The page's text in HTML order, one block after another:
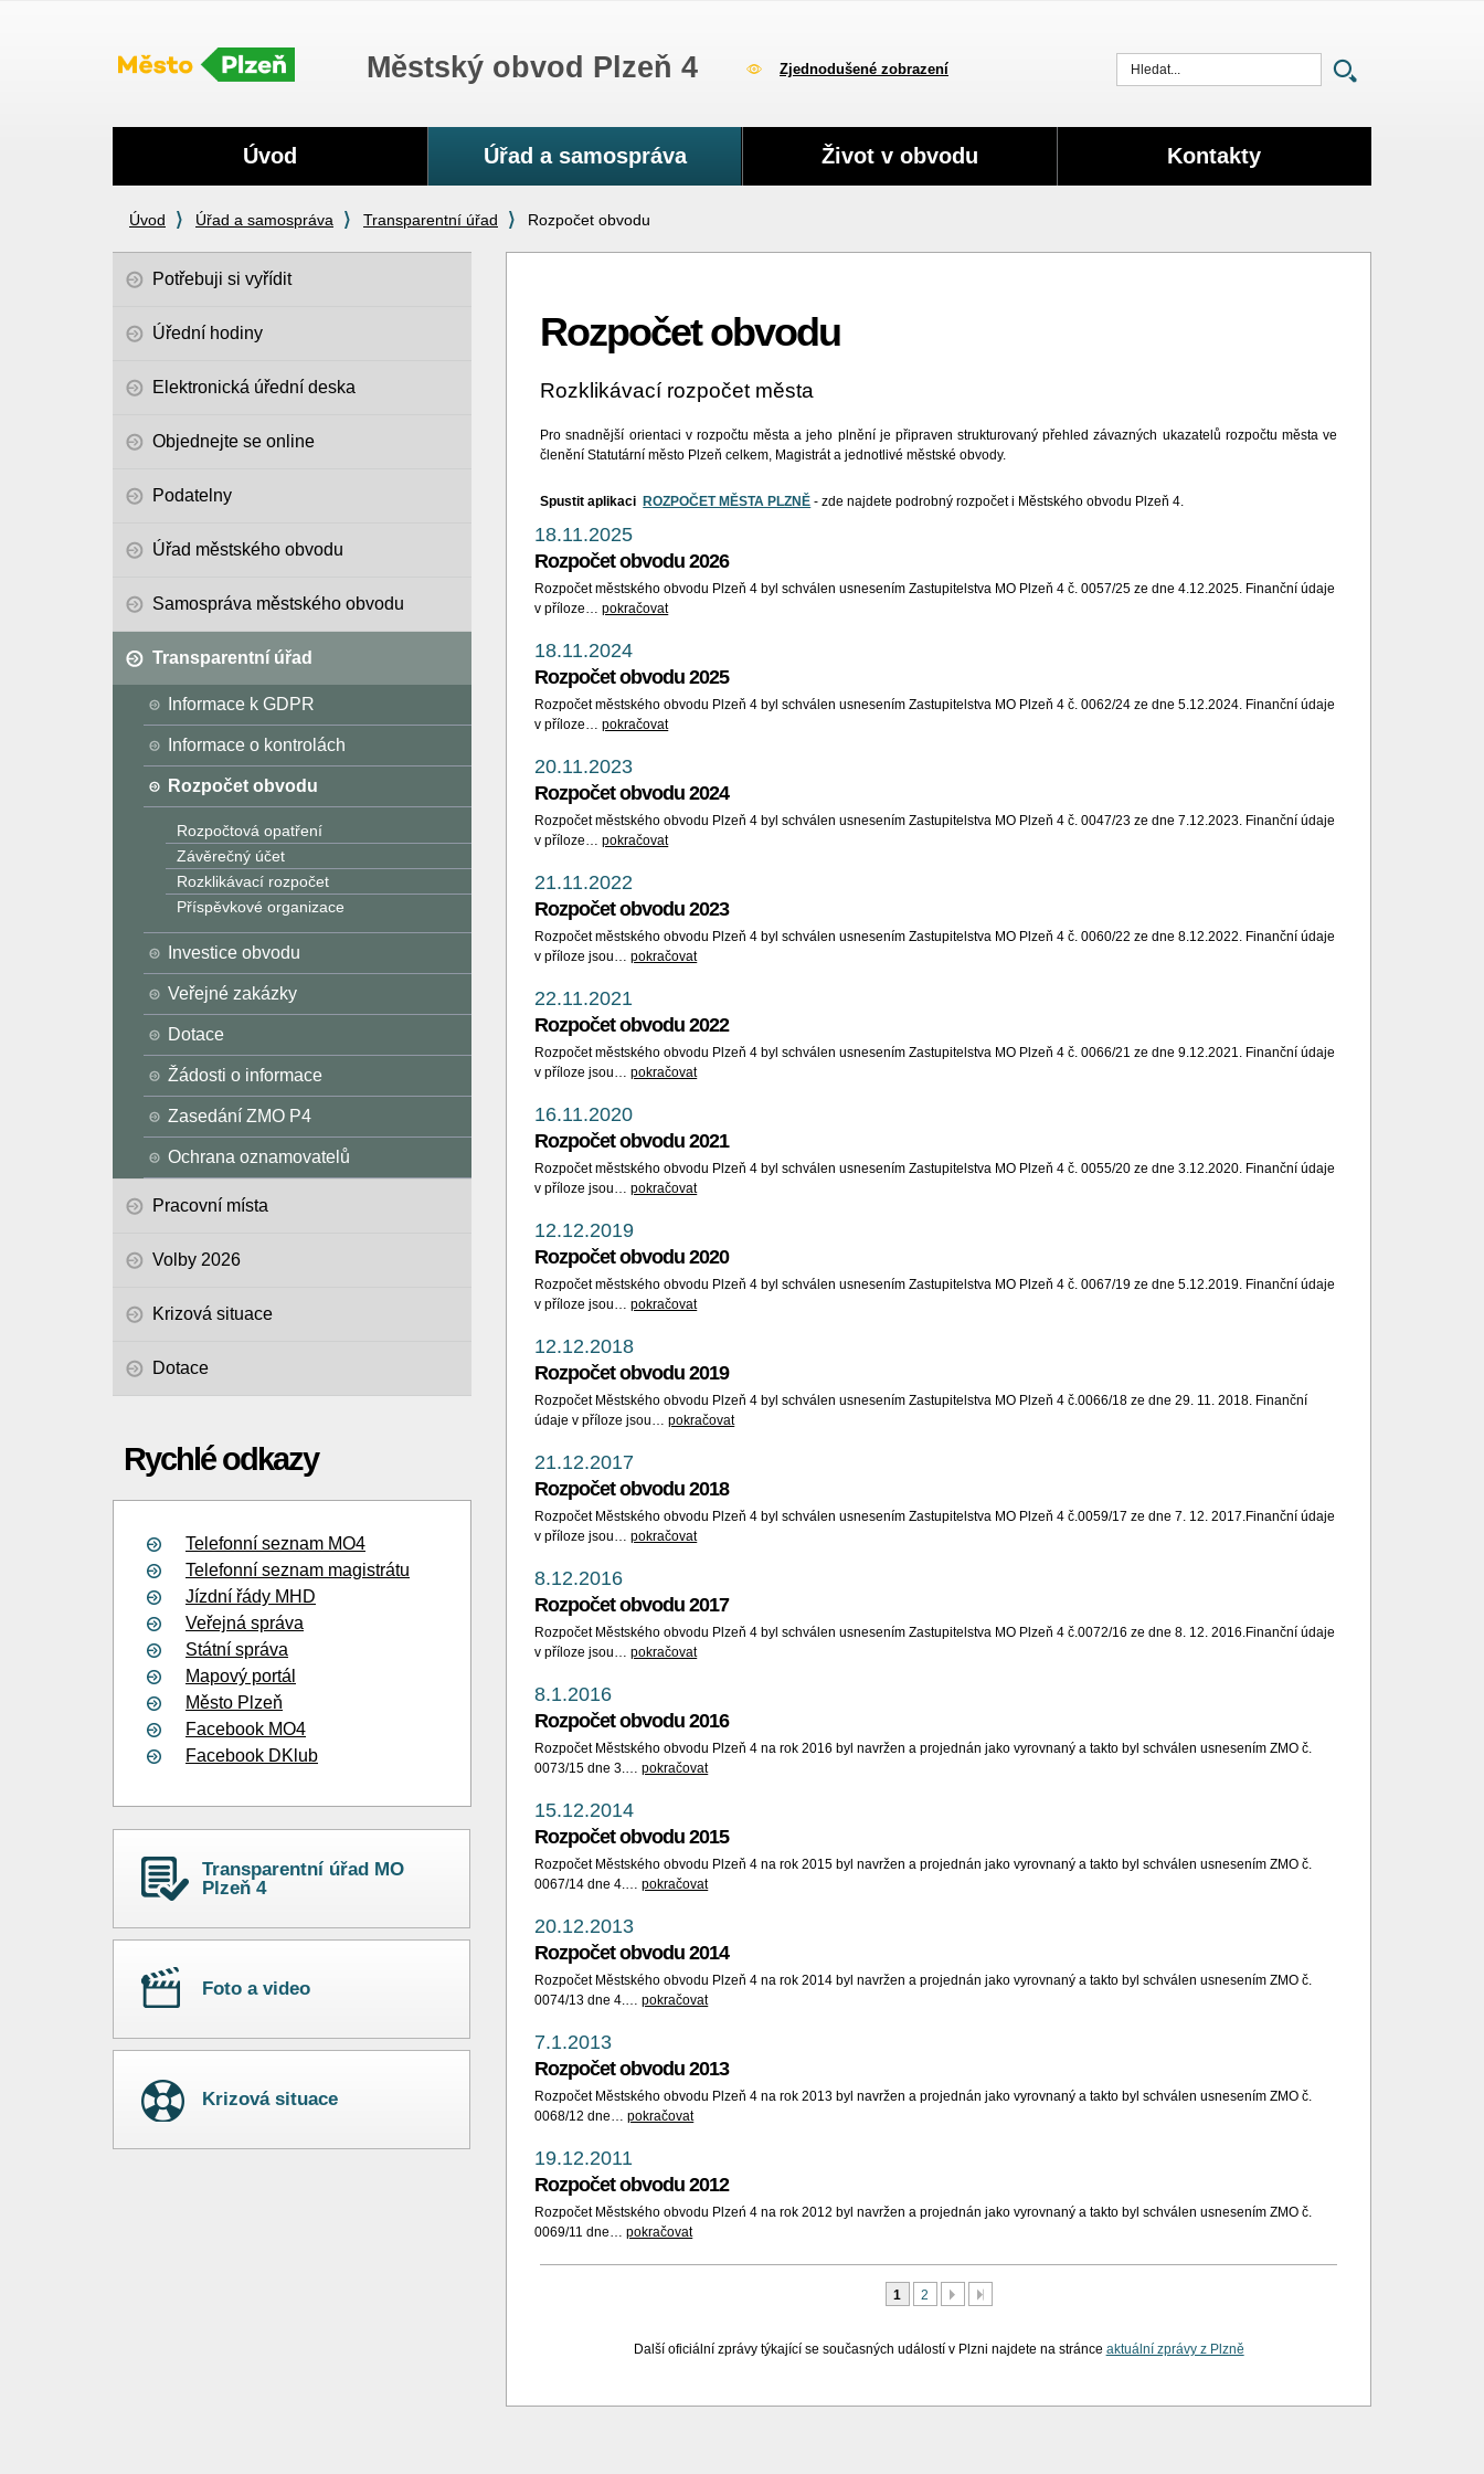
Městský obvod Plzeň 4 Zjednodušené zobrazení
Úvod Úřad a samospráva Transparentní úřad Rozpočet obvodu
Rozpočet obvodu
Rozklikávací rozpočet města
Pro snadnější orientaci v rozpočtu města a jeho plnění je připraven strukturovaný přehled závazných ukazatelů rozpočtu města ve
členění Statutární město Plzeň celkem, Magistrát a jednotlivé městské obvody.
Spustit aplikaci ROZPOČET MĚSTA PLZNĚ - zde najdete podrobný rozpočet i Městského obvodu Plzeň 4.
18.11.2025
Rozpočet obvodu 2026
Rozpočet městského obvodu Plzeň 4 byl schválen usnesením Zastupitelstva MO Plzeň 4 č. 0057/25 ze dne 4.12.2025. Finanční údaje
v příloze…pokračovat
18.11.2024
Rozpočet obvodu 2025
Rozpočet městského obvodu Plzeň 4 byl schválen usnesením Zastupitelstva MO Plzeň 4 č. 0062/24 ze dne 5.12.2024. Finanční údaje
v příloze…pokračovat
20.11.2023
Rozpočet obvodu 2024
Rozpočet městského obvodu Plzeň 4 byl schválen usnesením Zastupitelstva MO Plzeň 4 č. 0047/23 ze dne 7.12.2023. Finanční údaje
v příloze…pokračovat
21.11.2022
Rozpočet obvodu 2023
Rozpočet městského obvodu Plzeň 4 byl schválen usnesením Zastupitelstva MO Plzeň 4 č. 0060/22 ze dne 8.12.2022. Finanční údaje
v příloze jsou…pokračovat
22.11.2021
Rozpočet obvodu 2022
Rozpočet městského obvodu Plzeň 4 byl schválen usnesením Zastupitelstva MO Plzeň 4 č. 0066/21 ze dne 9.12.2021. Finanční údaje
v příloze jsou…pokračovat
16.11.2020
Rozpočet obvodu 2021
Rozpočet městského obvodu Plzeň 4 byl schválen usnesením Zastupitelstva MO Plzeň 4 č. 0055/20 ze dne 3.12.2020. Finanční údaje
v příloze jsou…pokračovat
12.12.2019
Rozpočet obvodu 2020
Rozpočet městského obvodu Plzeň 4 byl schválen usnesením Zastupitelstva MO Plzeň 4 č. 0067/19 ze dne 5.12.2019. Finanční údaje
v příloze jsou…pokračovat
12.12.2018
Rozpočet obvodu 2019
Rozpočet Městského obvodu Plzeň 4 byl schválen usnesením Zastupitelstva MO Plzeň 4 č.0066/18 ze dne 29. 11. 2018. Finanční
údaje v příloze jsou…pokračovat
21.12.2017
Rozpočet obvodu 2018
Rozpočet Městského obvodu Plzeň 4 byl schválen usnesením Zastupitelstva MO Plzeň 4 č.0059/17 ze dne 7. 12. 2017.Finanční údaje
v příloze jsou…pokračovat
8.12.2016
Rozpočet obvodu 2017
Rozpočet Městského obvodu Plzeň 4 byl schválen usnesením Zastupitelstva MO Plzeň 4 č.0072/16 ze dne 8. 12. 2016.Finanční údaje
v příloze jsou…pokračovat
8.1.2016
Rozpočet obvodu 2016
Rozpočet Městského obvodu Plzeň 4 na rok 2016 byl navržen a projednán jako vyrovnaný a takto byl schválen usnesením ZMO č.
0073/15 dne 3.…pokračovat
15.12.2014
Rozpočet obvodu 2015
Rozpočet Městského obvodu Plzeň 4 na rok 2015 byl navržen a projednán jako vyrovnaný a takto byl schválen usnesením ZMO č.
0067/14 dne 4.…pokračovat
20.12.2013
Rozpočet obvodu 2014
Rozpočet Městského obvodu Plzeň 4 na rok 2014 byl navržen a projednán jako vyrovnaný a takto byl schválen usnesením ZMO č.
0074/13 dne 4.…pokračovat
7.1.2013
Rozpočet obvodu 2013
Rozpočet Městského obvodu Plzeň 4 na rok 2013 byl navržen a projednán jako vyrovnaný a takto byl schválen usnesením ZMO č.
0068/12 dne…pokračovat
19.12.2011
Rozpočet obvodu 2012
Rozpočet Městského obvodu Plzeń 4 na rok 2012 byl navržen a projednán jako vyrovnaný a takto byl schválen usnesením ZMO č.
0069/11 dne…pokračovat
1 2 DalšíPoslední
Další oficiální zprávy týkající se současných událostí v Plzni najdete na stránce aktuální zprávy z Plzně
Potřebuji si vyřídit
Úřední hodiny
Elektronická úřední deska
Objednejte se online
Podatelny
Úřad městského obvodu
Samospráva městského obvodu
Transparentní úřad
Informace k GDPR
Informace o kontrolách
Rozpočet obvodu
Rozpočtová opatření
Závěrečný účet
Rozklikávací rozpočet
Příspěvkové organizace
Investice obvodu
Veřejné zakázky
Dotace
Žádosti o informace
Zasedání ZMO P4
Ochrana oznamovatelů
Pracovní místa
Volby 2026
Krizová situace
Dotace
Rychlé odkazy
Telefonní seznam MO4
Telefonní seznam magistrátu
Jízdní řády MHD
Veřejná správa
Státní správa
Mapový portál
Město Plzeň
Facebook MO4
Facebook DKlub
Transparentní úřad MO
Plzeň 4
Foto a video
Krizová situace
Úvod Úřad a samospráva Život v obvodu Kontakty